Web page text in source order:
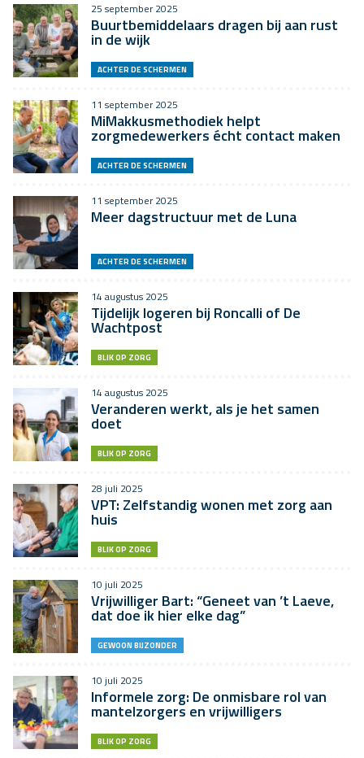
25 september 2025
Buurtbemiddelaars dragen bij aan rust
in de wijk
ACHTER DE SCHERMEN
11 september 2025
MiMakkusmethodiek helpt
zorgmedewerkers écht contact maken
ACHTER DE SCHERMEN
11 september 2025
Meer dagstructuur met de Luna
ACHTER DE SCHERMEN
14 augustus 2025
Tijdelijk logeren bij Roncalli of De
Wachtpost
BLIK OP ZORG
14 augustus 2025
Veranderen werkt, als je het samen
doet
BLIK OP ZORG
28 juli 2025
VPT: Zelfstandig wonen met zorg aan
huis
BLIK OP ZORG
10 juli 2025
Vrijwilliger Bart: “Geneet van ’t Laeve,
dat doe ik hier elke dag”
GEWOON BIJZONDER
10 juli 2025
Informele zorg: De onmisbare rol van
mantelzorgers en vrijwilligers
BLIK OP ZORG